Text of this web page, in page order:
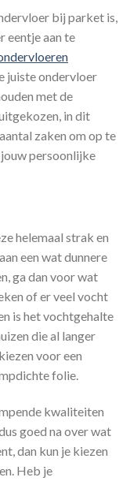
bij parket is,
eentje aan te
juiste ondervloer
met de
in dit
zaken om op te
persoonlijke
helemaal strak en
een wat dunnere
ga dan voor wat
of er veel vocht
is het vochtgehalte
die al langer
voor een
folie.
kwaliteiten
goed na over wat
dan kun je kiezen
Heb je